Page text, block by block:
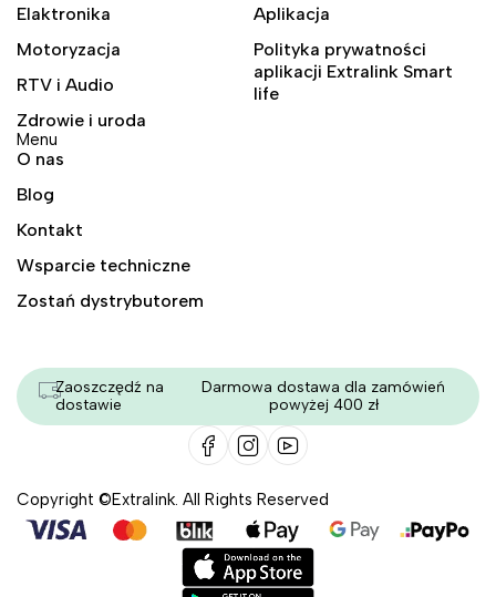
Elaktronika
Motoryzacja
RTV i Audio
Zdrowie i uroda
Aplikacja
Polityka prywatności
aplikacji Extralink Smart
life
Menu
O nas
Blog
Kontakt
Wsparcie techniczne
Zostań dystrybutorem
Zaoszczędź na
dostawie
Darmowa dostawa dla zamówień
powyżej 400 zł
Copyright ©Extralink. All Rights Reserved